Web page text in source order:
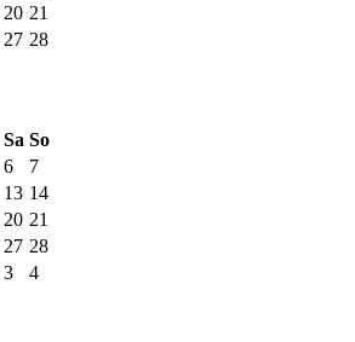
20 21
27 28
Sa So
6
7
13 14
20 21
27 28
3 4